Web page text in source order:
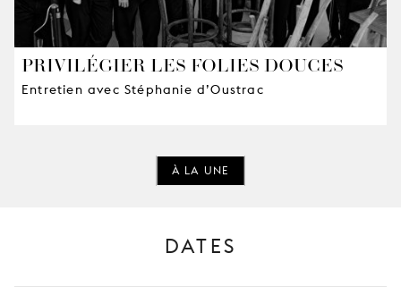
PRIVILÉGIER LES FOLIES DOUCES
Entretien avec Stéphanie d’Oustrac
À LA UNE
DATES